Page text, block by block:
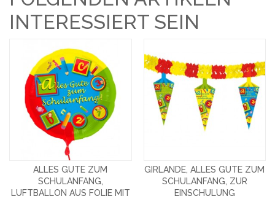
INTERESSIERT SEIN
ALLES GUTE ZUM
SCHULANFANG,
LUFTBALLON AUS FOLIE MIT
GIRLANDE, ALLES GUTE ZUM
SCHULANFANG, ZUR
EINSCHULUNG